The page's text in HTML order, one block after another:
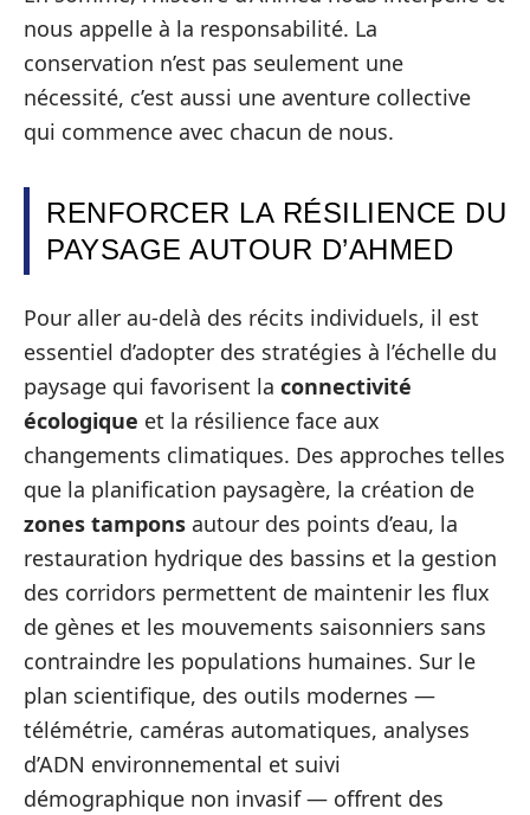
nous appelle à la responsabilité. La
conservation n’est pas seulement une
nécessité, c’est aussi une aventure collective
qui commence avec chacun de nous.
RENFORCER LA RÉSILIENCE DU
PAYSAGE AUTOUR D’AHMED
Pour aller au‑delà des récits individuels, il est
essentiel d’adopter des stratégies à l’échelle du
paysage qui favorisent la connectivité
écologique et la résilience face aux
changements climatiques. Des approches telles
que la planification paysagère, la création de
zones tampons autour des points d’eau, la
restauration hydrique des bassins et la gestion
des corridors permettent de maintenir les flux
de gènes et les mouvements saisonniers sans
contraindre les populations humaines. Sur le
plan scientifique, des outils modernes —
télémétrie, caméras automatiques, analyses
d’ADN environnemental et suivi
démographique non invasif — offrent des